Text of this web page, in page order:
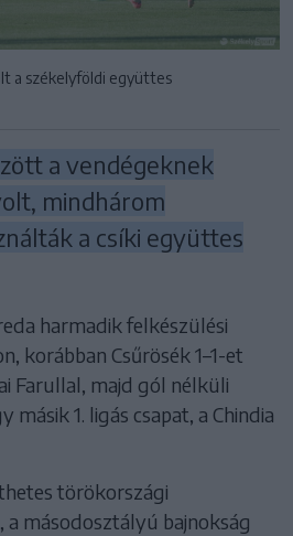
a székelyföldi együttes
a vendégeknek
mindhárom
a csíki együttes
harmadik felkészülési
korábban Csűrösék 1–1-et
Farullal, majd gól nélküli
1. ligás csapat, a Chindia
törökországi
másodosztályú bajnokság